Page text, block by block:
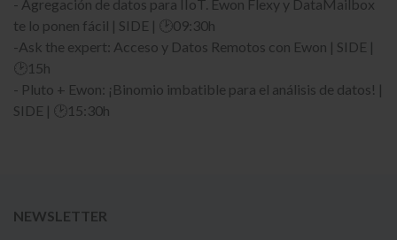
- Agregación de datos para IIoT. Ewon Flexy y DataMailbox
te lo ponen fácil | SIDE | 🕑09:30h
-Ask the expert: Acceso y Datos Remotos con Ewon | SIDE |
🕑15h
- Pluto + Ewon: ¡Binomio imbatible para el análisis de datos! |
SIDE | 🕑15:30h
NEWSLETTER